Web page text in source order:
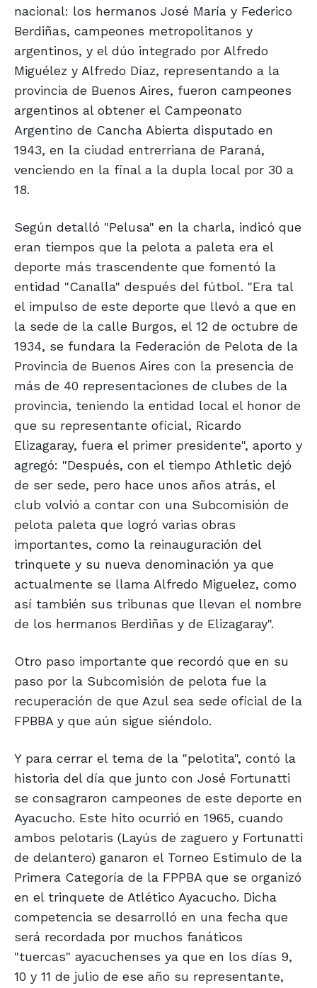
nacional: los hermanos José María y Federico
Berdiñas, campeones metropolitanos y
argentinos, y el dúo integrado por Alfredo
Miguélez y Alfredo Díaz, representando a la
provincia de Buenos Aires, fueron campeones
argentinos al obtener el Campeonato
Argentino de Cancha Abierta disputado en
1943, en la ciudad entrerriana de Paraná,
venciendo en la final a la dupla local por 30 a
18.
Según detalló "Pelusa" en la charla, indicó que
eran tiempos que la pelota a paleta era el
deporte más trascendente que fomentó la
entidad "Canalla" después del fútbol. "Era tal
el impulso de este deporte que llevó a que en
la sede de la calle Burgos, el 12 de octubre de
1934, se fundara la Federación de Pelota de la
Provincia de Buenos Aires con la presencia de
más de 40 representaciones de clubes de la
provincia, teniendo la entidad local el honor de
que su representante oficial, Ricardo
Elizagaray, fuera el primer presidente", aporto y
agregó: "Después, con el tiempo Athletic dejó
de ser sede, pero hace unos años atrás, el
club volvió a contar con una Subcomisión de
pelota paleta que logró varias obras
importantes, como la reinauguración del
trinquete y su nueva denominación ya que
actualmente se llama Alfredo Miguelez, como
así también sus tribunas que llevan el nombre
de los hermanos Berdiñas y de Elizagaray".
Otro paso importante que recordó que en su
paso por la Subcomisión de pelota fue la
recuperación de que Azul sea sede oficial de la
FPBBA y que aún sigue siéndolo.
Y para cerrar el tema de la "pelotita", contó la
historia del día que junto con José Fortunatti
se consagraron campeones de este deporte en
Ayacucho. Este hito ocurrió en 1965, cuando
ambos pelotaris (Layús de zaguero y Fortunatti
de delantero) ganaron el Torneo Estimulo de la
Primera Categoría de la FPPBA que se organizó
en el trinquete de Atlético Ayacucho. Dicha
competencia se desarrolló en una fecha que
será recordada por muchos fanáticos
"tuercas" ayacuchenses ya que en los días 9,
10 y 11 de julio de ese año su representante,